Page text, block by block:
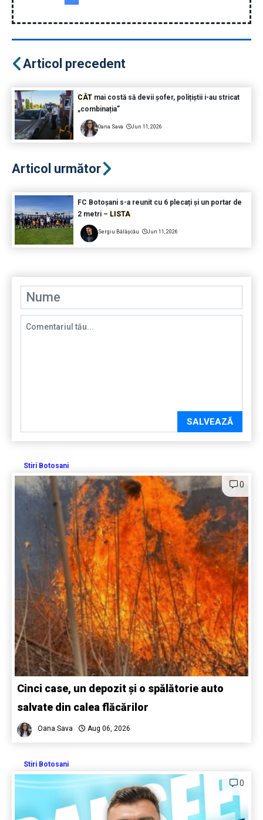
Articol precedent
CÂTmai costă să devii șofer, polițiștii i-au stricat
„combinația”
Oana Sava Jun 11, 2026
Articol următor
FC Botoșani s-a reunit cu 6 plecați și un portar de
2 metri – LISTA
Sergiu Bălășcău Jun 11, 2026
SALVEAZĂ
Stiri Botosani
0
Cinci case, un depozit și o spălătorie auto
salvate din calea flăcărilor
Oana Sava Aug 06, 2026
Stiri Botosani
0